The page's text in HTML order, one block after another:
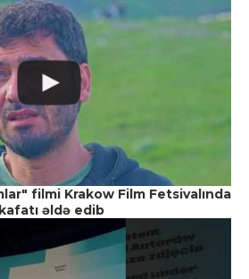
filmi Krakow Film Fetsivalında
əldə edib